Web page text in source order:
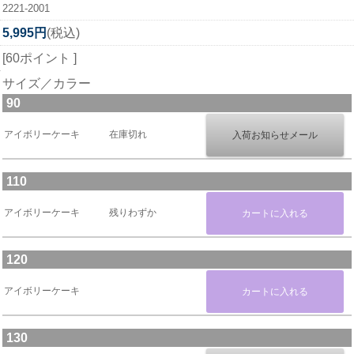
2221-2001
5,995円 (税込)
[60ポイント ]
サイズ／カラー
90
アイボリーケーキ 在庫切れ
110
アイボリーケーキ 残りわずか
120
アイボリーケーキ
130